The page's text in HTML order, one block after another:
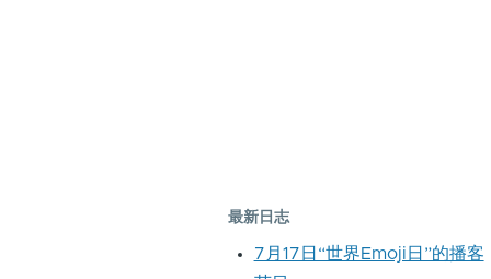
最新日志
7月17日“世界Emoji日”的播客